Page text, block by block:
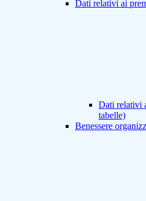
Dati relativi ai
Dati relativi
tabelle)
Benessere